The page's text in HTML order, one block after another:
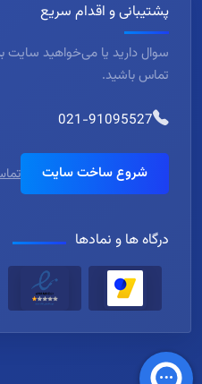
پشتیبانی و اقدام سریع
سوال دارید یا می‌خواهید سایت
تماس باشید.
021-91095527
شروع ساخت سایت
درگاه ها و نمادها